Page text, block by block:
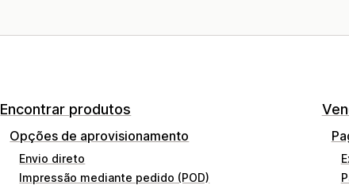
Encontrar produtos
Opções de aprovisionamento
Envio direto
Impressão mediante pedido (POD)